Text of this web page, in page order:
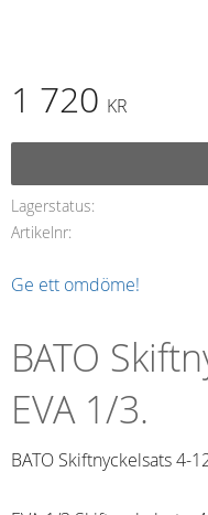
1 720 KR
Lagerstatus
Artikelnr
Ge ett omdöme!
BATO
EVA 1/3.
BATO Skiftnyckelsats 4-